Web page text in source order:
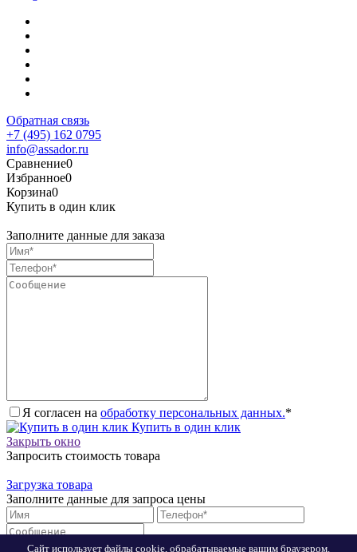
Обратная связь
+7 (495) 162 0795
info@assador.ru
Сравнение0
Избранное0
Корзина0
Купить в один клик
Заполните данные для заказа
Я согласен на обработку персональных данных.*
Купить в один клик
Закрыть окно
Запросить стоимость товара
Загрузка товара
Заполните данные для запроса цены
Сайт использует файлы cookie, обрабатываемые вашим браузером.